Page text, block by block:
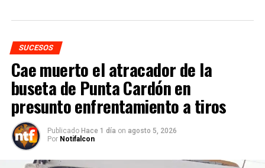
SUCESOS
Cae muerto el atracador de la
buseta de Punta Cardón en
presunto enfrentamiento a tiros
Publicado Hace 1 día on agosto 5, 2026
Por Notifalcon